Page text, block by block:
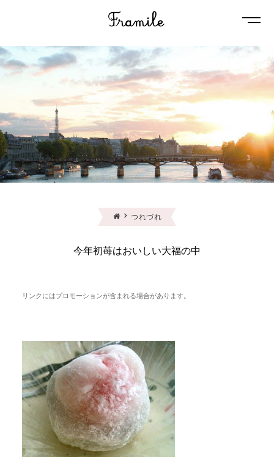
つれづれ
今年初苺はおいしい大福の中
リンクにはプロモーションが含まれる場合があります。